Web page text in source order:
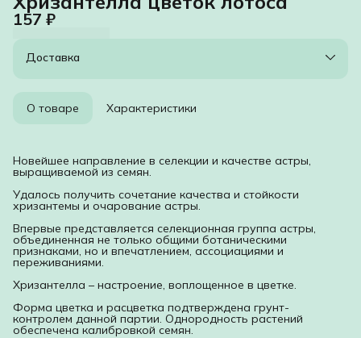
157 ₽
Доставка
О товаре Характеристики
Новейшее направление в селекции и качестве астры,
выращиваемой из семян.
Удалось получить сочетание качества и стойкости
хризантемы и очарование астры.
Впервые представляется селекционная группа астры,
объединенная не только общими ботаническими
признаками, но и впечатлением, ассоциациями и
переживаниями.
Хризантелла – настроение, воплощенное в цветке.
Форма цветка и расцветка подтверждена грунт-
контролем данной партии. Однородность растений
обеспечена калибровкой семян.